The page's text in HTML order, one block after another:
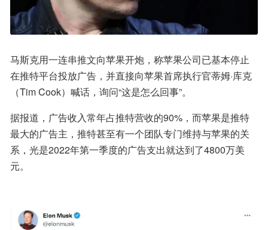
马斯克用一连串推文向苹果开炮，称苹果公司已基本停止
在推特平台投放广告，并直接向苹果首席执行官蒂姆·库克
（Tim Cook）喊话，询问“这是怎么回事”。
据报道，广告收入常年占推特营收的90%，而苹果是推特
最大的广告主，推特甚至有一个团队专门维持与苹果的关
系，光是2022年第一季度的广告支出就达到了4800万美
元。